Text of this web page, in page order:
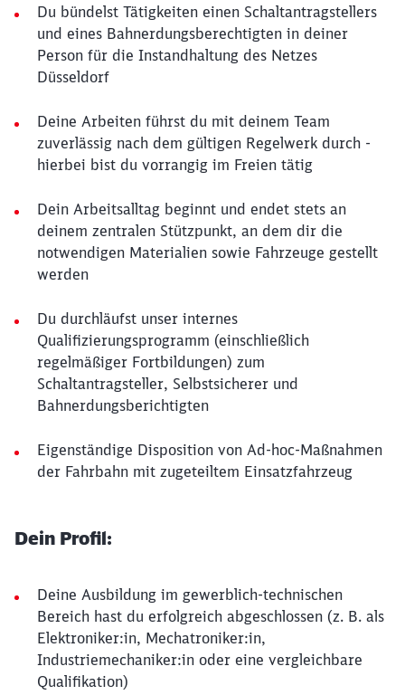
Du bündelst Tätigkeiten einen Schaltantragstellers
und eines Bahnerdungsberechtigten in deiner
Person für die Instandhaltung des Netzes
Düsseldorf
Deine Arbeiten führst du mit deinem Team
zuverlässig nach dem gültigen Regelwerk durch -
hierbei bist du vorrangig im Freien tätig
Dein Arbeitsalltag beginnt und endet stets an
deinem zentralen Stützpunkt, an dem dir die
notwendigen Materialien sowie Fahrzeuge gestellt
werden
Du durchläufst unser internes
Qualifizierungsprogramm (einschließlich
regelmäßiger Fortbildungen) zum
Schaltantragsteller, Selbstsicherer und
Bahnerdungsberichtigten
Eigenständige Disposition von Ad-hoc-Maßnahmen
der Fahrbahn mit zugeteiltem Einsatzfahrzeug
Dein Profil:
Deine Ausbildung im gewerblich-technischen
Bereich hast du erfolgreich abgeschlossen (z. B. als
Elektroniker:in, Mechatroniker:in,
Industriemechaniker:in oder eine vergleichbare
Qualifikation)